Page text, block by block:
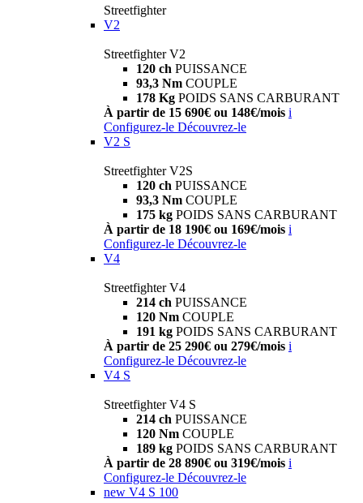
Streetfighter
V2
Streetfighter V2
120 ch PUISSANCE
93,3 Nm COUPLE
178 Kg POIDS SANS CARBURANT
À partir de 15 690€ ou 148€/mois i
Configurez-le Découvrez-le
V2 S
Streetfighter V2S
120 ch PUISSANCE
93,3 Nm COUPLE
175 kg POIDS SANS CARBURANT
À partir de 18 190€ ou 169€/mois i
Configurez-le Découvrez-le
V4
Streetfighter V4
214 ch PUISSANCE
120 Nm COUPLE
191 kg POIDS SANS CARBURANT
À partir de 25 290€ ou 279€/mois i
Configurez-le Découvrez-le
V4 S
Streetfighter V4 S
214 ch PUISSANCE
120 Nm COUPLE
189 kg POIDS SANS CARBURANT
À partir de 28 890€ ou 319€/mois i
Configurez-le Découvrez-le
new V4 S 100